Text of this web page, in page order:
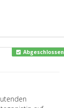
Abgeschlossen